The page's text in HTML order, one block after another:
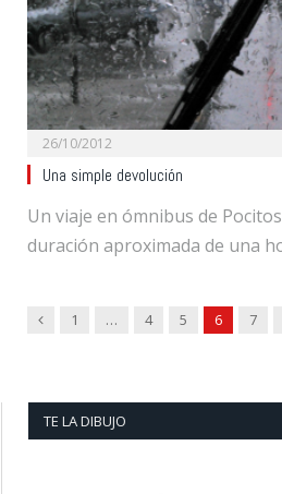
26/10/2012
Una simple devolución
Un viaje en ómnibus de
duración aproximada de una
Previous
1 … 4 5 6 7
TE LA DIBUJO